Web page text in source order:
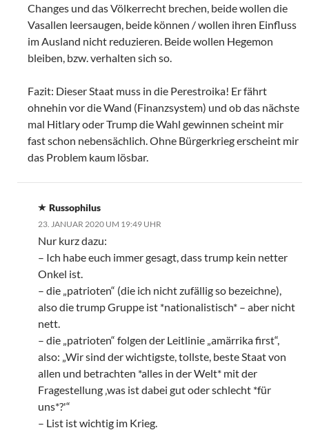
Changes und das Völkerrecht brechen, beide wollen die
Vasallen leersaugen, beide können / wollen ihren Einfluss
im Ausland nicht reduzieren. Beide wollen Hegemon
bleiben, bzw. verhalten sich so.
Fazit: Dieser Staat muss in die Perestroika! Er fährt
ohnehin vor die Wand (Finanzsystem) und ob das nächste
mal Hitlary oder Trump die Wahl gewinnen scheint mir
fast schon nebensächlich. Ohne Bürgerkrieg erscheint mir
das Problem kaum lösbar.
Russophilus
23. JANUAR 2020 UM 19:49 UHR
Nur kurz dazu:
– Ich habe euch immer gesagt, dass trump kein netter
Onkel ist.
– die „patrioten“ (die ich nicht zufällig so bezeichne),
also die trump Gruppe ist *nationalistisch* – aber nicht
nett.
– die „patrioten“ folgen der Leitlinie „amärrika first“,
also: „Wir sind der wichtigste, tollste, beste Staat von
allen und betrachten *alles in der Welt* mit der
Fragestellung ‚was ist dabei gut oder schlecht *für
uns*?'“
– List ist wichtig im Krieg.